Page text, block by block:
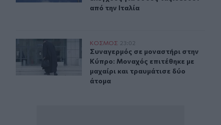
από την Ιταλία
Συναγερμός σε μοναστήρι στην Κύπρο: Μοναχός
ΚΟΣΜΟΣ 23:02
Συναγερμός σε μοναστήρι στην
Συναγερμός σε μοναστήρι στην
Κύπρο: Μοναχός επιτέθηκε με
μαχαίρι και τραυμάτισε δύο
άτομα